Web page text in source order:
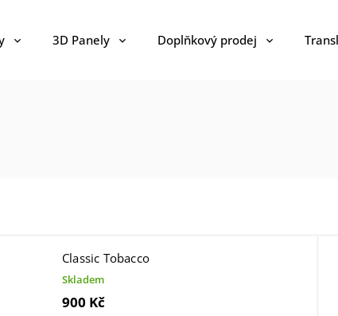
3D Panely Doplňkový prodej
Classic Tobacco
Skladem
900 Kč